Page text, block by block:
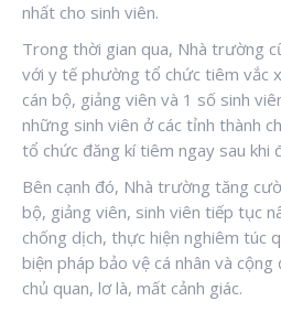
nhất cho sinh viên.
Trong thời gian qua, Nhà trường
với y tế phường tổ chức tiêm vắc
cán bộ, giảng viên và 1 số sinh
những sinh viên ở các tỉnh thành
tổ chức đăng kí tiêm ngay sau khi
Bên cạnh đó, Nhà trường tăng
bộ, giảng viên, sinh viên tiếp tục
chống dịch, thực hiện nghiêm túc
biện pháp bảo vệ cá nhân và
chủ quan, lơ là, mất cảnh giác.